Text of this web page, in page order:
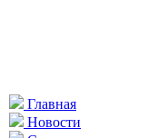
Главная
Новости